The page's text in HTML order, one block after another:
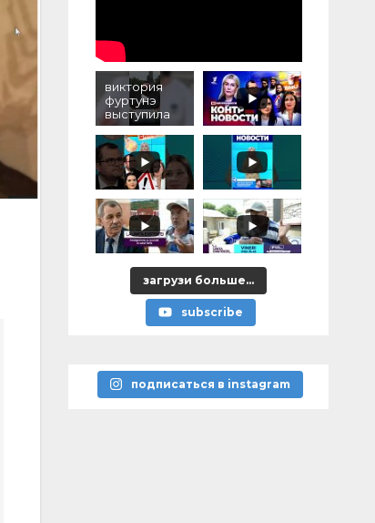
виктория
фуртунэ
выступила
против
уничтожени
я
памятников
героям
победы над
нацизмом
загрузи больше...
subscribe
подписаться в instagram